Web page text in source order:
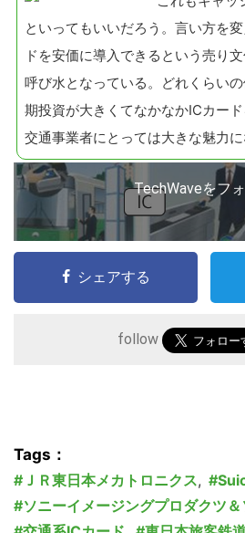
といってもいいだろう。言い方を
ドを安価に導入できるという売り
呼び水となっている。どれくらい
期投資が大きくてなかなかICカー
交通事業者にとっては大きな魅力に
TechWaveをフ
シェアする
follow
Tags：
ＪＲ東日本メカトロニクス,
ソニーイメージングプロダクツ